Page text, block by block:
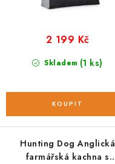
Skladem (1 ks)
2 199 Kč
Hunting Dog Anglická
farmářská kachna s